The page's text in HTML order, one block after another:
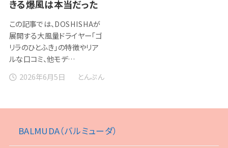
きる爆風は本当だった
この記事では、DOSHISHAが
展開する大風量ドライヤー「ゴ
リラのひとふき」の特徴やリア
ルな口コミ、他モデ…
2026年6月5日
とんぷん
BALMUDA（バルミューダ）